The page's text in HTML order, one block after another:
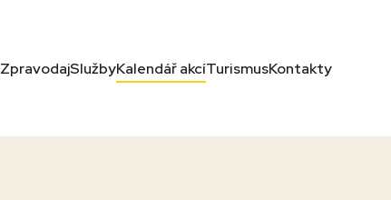
ZpravodajSlužbyKalendář akcíTurismusKontakty